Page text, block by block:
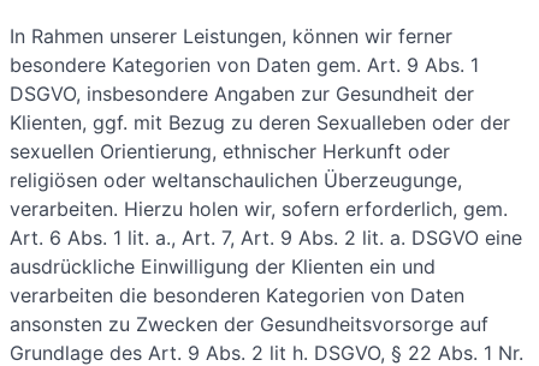
In Rahmen unserer Leistungen, können wir ferner
besondere Kategorien von Daten gem. Art. 9 Abs. 1
DSGVO, insbesondere Angaben zur Gesundheit der
Klienten, ggf. mit Bezug zu deren Sexualleben oder der
sexuellen Orientierung, ethnischer Herkunft oder
religiösen oder weltanschaulichen Überzeugunge,
verarbeiten. Hierzu holen wir, sofern erforderlich, gem.
Art. 6 Abs. 1 lit. a., Art. 7, Art. 9 Abs. 2 lit. a. DSGVO eine
ausdrückliche Einwilligung der Klienten ein und
verarbeiten die besonderen Kategorien von Daten
ansonsten zu Zwecken der Gesundheitsvorsorge auf
Grundlage des Art. 9 Abs. 2 lit h. DSGVO, § 22 Abs. 1 Nr.